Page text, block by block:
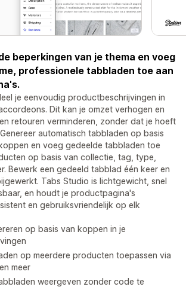
beperkingen van je thema en voeg
professionele tabbladen toe aan
je eenvoudig productbeschrijvingen in
Dit kan je omzet verhogen en
retouren verminderen, zonder dat je hoeft
automatisch tabbladen op basis
en voeg gedeelde tabbladen toe
op basis van collectie, tag, type,
Bewerk een gedeeld tabblad één keer en
Tabs Studio is lichtgewicht, snel
en houdt je productpagina's
en gebruiksvriendelijk op elk
op basis van koppen in je
op meerdere producten toepassen via
meer
weergeven zonder code te